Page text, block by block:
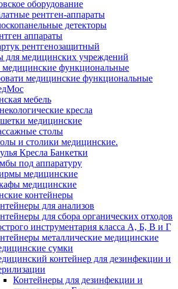
оборудование
рентген-аппараты
детекторы
аппараты
рентгенозащитный
для медицинских учреждений
медицинские функциональные
медицинские функциональные
мебель
кресла
медицинские
столы
и столики медицинские.
Кресла Банкетки
под аппаратуру
медицинские
медицинские
контейнеры
для анализов
для сбора органических отходов
инструментария класса А, Б, В и Г
металлические медицинские
сумки
контейнер для дезинфекции и
Контейнеры для дезинфекции и